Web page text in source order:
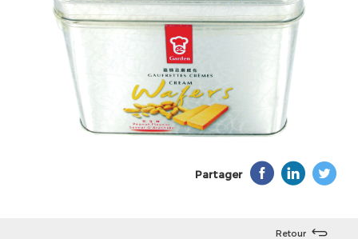
Partager
Retour